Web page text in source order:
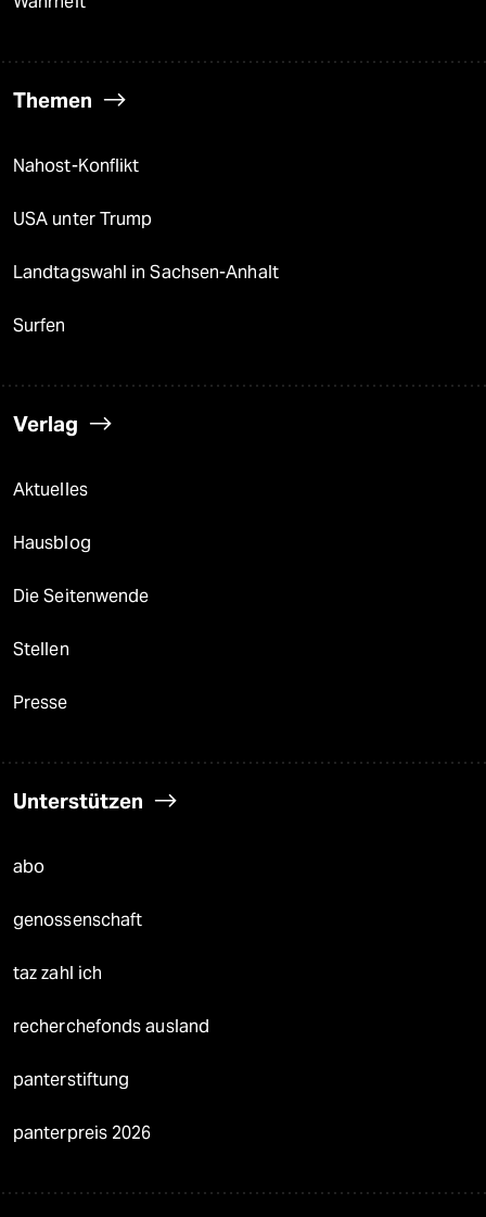
Themen
Nahost-Konflikt
USA unter Trump
Landtagswahl in Sachsen-Anhalt
Surfen
Verlag
Aktuelles
Hausblog
Die Seitenwende
Stellen
Presse
Unterstützen
abo
genossenschaft
taz zahl ich
recherchefonds ausland
panterstiftung
panterpreis 2026